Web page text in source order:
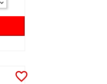
favorite_border